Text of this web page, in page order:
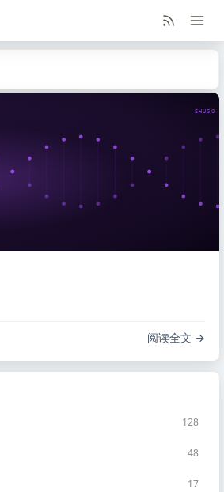
128
48
17
SHUGO
阅读全文